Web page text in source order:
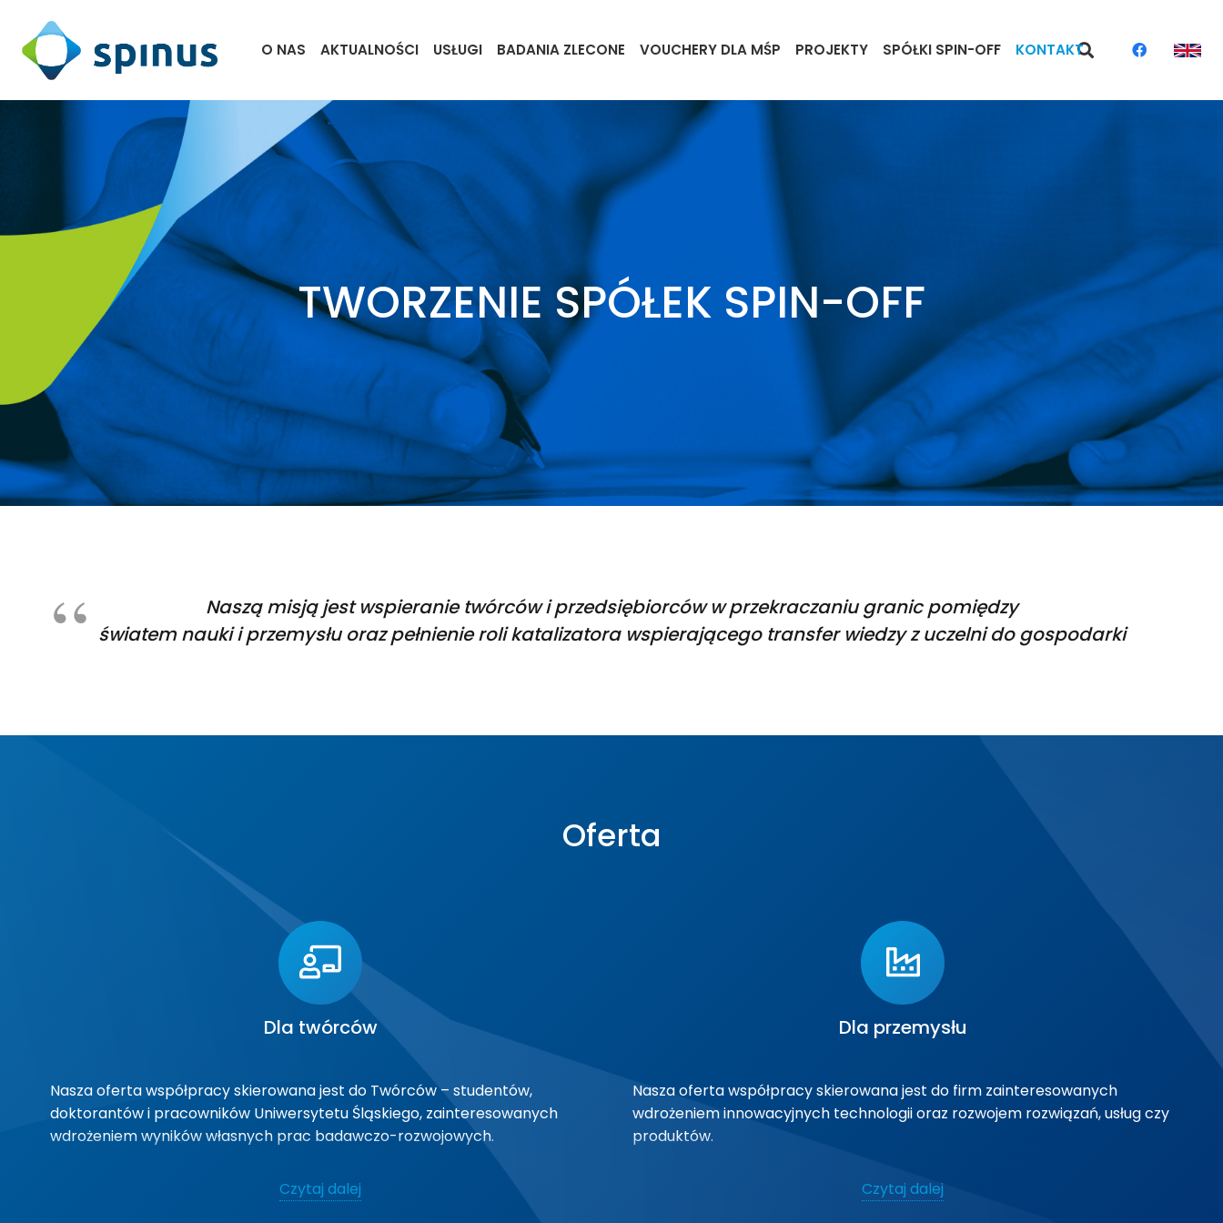
O NAS AKTUALNOŚCI USŁUGI BADANIA ZLECONE VOUCHERY DLA MŚP PROJEKTY SPÓŁKI SPIN-OFF KONTAKT
AKCELERACJA I INKUBACJA POMYSŁÓW
TWORZENIE SPÓŁEK SPIN-OFF
Naszą misją jest wspieranie twórców i przedsiębiorców w przekraczaniu granic pomiędzy
światem nauki i przemysłu oraz pełnienie roli katalizatora wspierającego transfer wiedzy z uczelni do gospodarki
Oferta
Dla twórców
Nasza oferta współpracy skierowana jest do Twórców – studentów,
doktorantów i pracowników Uniwersytetu Śląskiego, zainteresowanych
wdrożeniem wyników własnych prac badawczo-rozwojowych.
Wspieramy ich w ocenie potencjału biznesowego projektów oraz wyborze
optymalnego scenariusza i modelu komercjalizacji.
Czytaj dalej
Dla przemysłu
Nasza oferta współpracy skierowana jest do firm zainteresowanych
wdrożeniem innowacyjnych technologii oraz rozwojem rozwiązań, usług czy
produktów.
Współpraca taka może polegać na wdrożeniu rozwiązań już wytworzonych
na uczelni jako wyniki wcześniejszych badań, ale również na współdziałaniu
Czytaj dalej